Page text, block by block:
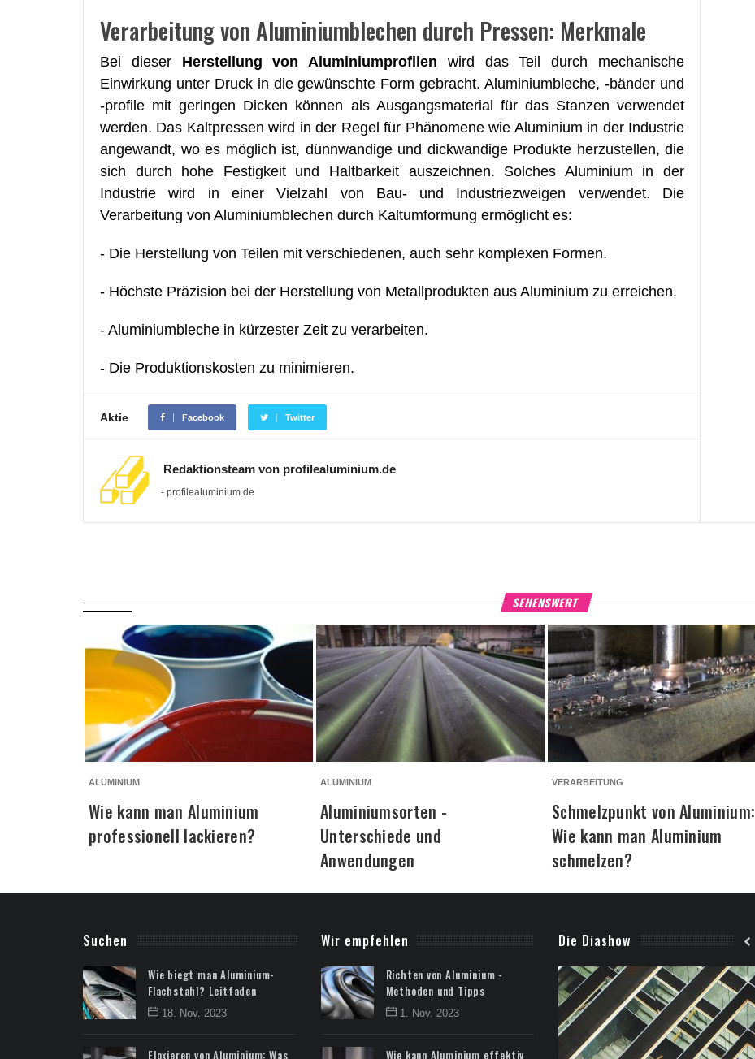
Verarbeitung von Aluminiumblechen durch Pressen: Merkmale
Bei dieser Herstellung von Aluminiumprofilen wird das Teil durch mechanische
Einwirkung unter Druck in die gewünschte Form gebracht. Aluminiumbleche, -bänder und
-profile mit geringen Dicken können als Ausgangsmaterial für das Stanzen verwendet
werden. Das Kaltpressen wird in der Regel für Phänomene wie Aluminium in der Industrie
angewandt, wo es möglich ist, dünnwandige und dickwandige Produkte herzustellen, die
sich durch hohe Festigkeit und Haltbarkeit auszeichnen. Solches Aluminium in der
Industrie wird in einer Vielzahl von Bau- und Industriezweigen verwendet. Die
Verarbeitung von Aluminiumblechen durch Kaltumformung ermöglicht es:
- Die Herstellung von Teilen mit verschiedenen, auch sehr komplexen Formen.
- Höchste Präzision bei der Herstellung von Metallprodukten aus Aluminium zu erreichen.
- Aluminiumbleche in kürzester Zeit zu verarbeiten.
- Die Produktionskosten zu minimieren.
Aktie Facebook Twitter
Redaktionsteam von profilealuminium.de
- profilealuminium.de
SEHENSWERT
ALUMINIUM
Wie kann man Aluminium
professionell lackieren?
ALUMINIUM
Aluminiumsorten -
Unterschiede und
Anwendungen
VERARBEITUNG
Schmelzpunkt von Aluminium:
Wie kann man Aluminium
schmelzen?
Suchen
Wie biegt man Aluminium-
Flachstahl? Leitfaden
18. Nov. 2023
Eloxieren von Aluminium: Was
Wir empfehlen
Richten von Aluminium -
Methoden und Tipps
1. Nov. 2023
Wie kann Aluminium effektiv
Die Diashow